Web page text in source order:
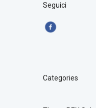
Seguici
Categories